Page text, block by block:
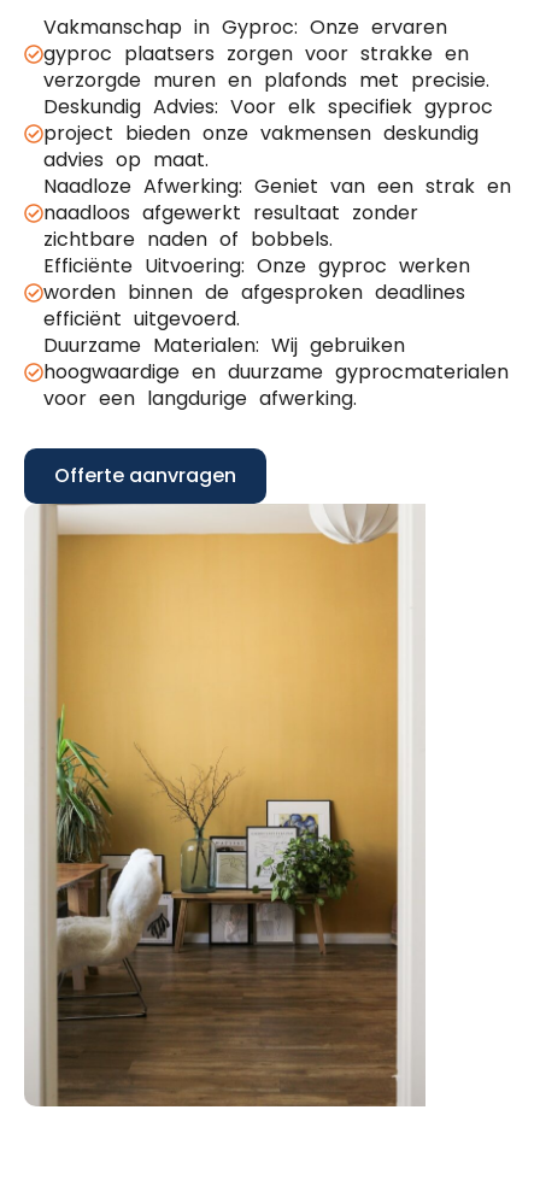
Vakmanschap in Gyproc: Onze ervaren
gyproc plaatsers zorgen voor strakke en
verzorgde muren en plafonds met precisie.
Deskundig Advies: Voor elk specifiek gyproc
project bieden onze vakmensen deskundig
advies op maat.
Naadloze Afwerking: Geniet van een strak en
naadloos afgewerkt resultaat zonder
zichtbare naden of bobbels.
Efficiënte Uitvoering: Onze gyproc werken
worden binnen de afgesproken deadlines
efficiënt uitgevoerd.
Duurzame Materialen: Wij gebruiken
hoogwaardige en duurzame gyprocmaterialen
voor een langdurige afwerking.
Offerte aanvragen